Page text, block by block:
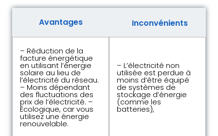
Avantages Inconvénients
– Réduction de la
facture énergétique
en utilisant l’énergie
solaire au lieu de
l’électricité du réseau.
– Moins dépendant
des fluctuations des
prix de l’électricité. –
Écologique, car vous
utilisez une énergie
renouvelable.
– L’électricité non
utilisée est perdue à
moins d’être équipé
de systèmes de
stockage d’énergie
(comme les
batteries),